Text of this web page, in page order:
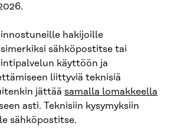
hakijoille
sähköpostitse tai
käyttöön ja
liittyviä teknisiä
jättää samalla lomakkeella
asti. Teknisiin kysymyksiin
sähköpostitse.